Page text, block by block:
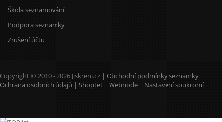
Škola seznamování
Podpora seznamky
Zrušení účtu
Copyright © 2010 - 2026 Jiskreni.cz | Obchodní podmínky seznamky |
Ochrana osobních údajů | Shoptet | Webnode | Nastavení soukromí